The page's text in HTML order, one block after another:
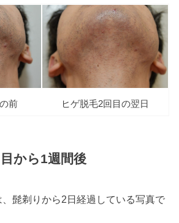
前 ヒゲ脱毛2回目の翌日
から1週間後
髭剃りから2日経過している写真で